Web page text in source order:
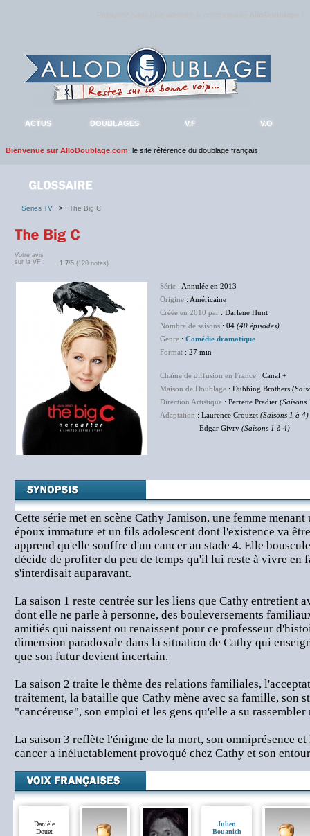
ACTUS DOUBLAGES V.F V.O
Bienvenue sur AlloDoublage.com , le site référence du doublage français.
Series TV > The Big C
Votre avis
sur la VF :
1.7/5 (120 notes)
Série : Annulée en 2013
Origine : Américaine
Créée en 2010 par : Darlene Hunt
Nombre de saisons : 04 (40 épisodes)
Genre : Comédie dramatique
Format : 27 min
Chaîne de diffusion en France : Canal +
Maison de Doublage : Dubbing Brothers
Direction Artistique : Perrette Pradier (Saisons
Adaptation : Laurence Crouzet (Saisons 1 à 4)
Edgar Givry (Saisons 1 à 4)
Cette série met en scène Cathy Jamison, une femme
époux immature et un fils adolescent dont l'existence va
apprend qu'elle souffre d'un cancer au stade 4. Elle
décide de profiter du peu de temps qu'il lui reste à vivre en
s'interdisait auparavant.
La saison 1 reste centrée sur les liens que Cathy entretient
dont elle ne parle à personne, des bouleversements
amitiés qui naissent ou renaissent pour ce professeur
dimension paradoxale dans la situation de Cathy qui
que son futur devient incertain.
La saison 2 traite le thème des relations familiales,
traitement, la bataille que Cathy mène avec sa famille, son
"cancéreuse", son emploi et les gens qu'elle a su
La saison 3 reflète l'énigme de la mort, son omniprésence et
cancer a inéluctablement provoqué chez Cathy et son
Danièle
Douet
Julien
Bouanich